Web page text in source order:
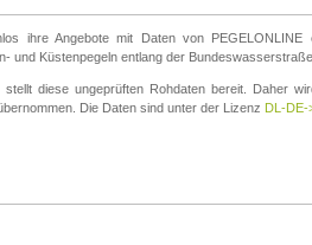
ihre Angebote mit Daten von
und Küstenpegeln entlang der
diese ungeprüften Rohdaten bereit. Daher
Die Daten sind unter der Lizenz DL-DE-